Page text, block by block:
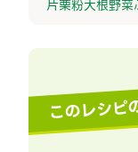
片栗粉大根野菜
このレシピ